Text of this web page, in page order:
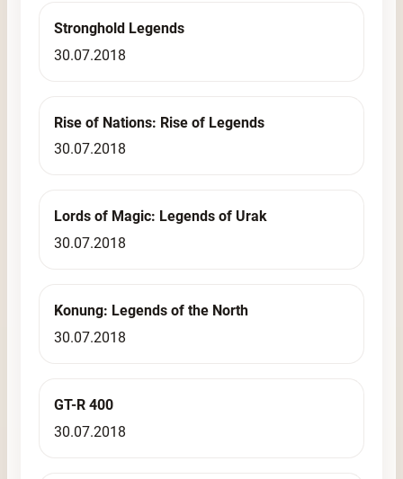
Stronghold Legends
30.07.2018
Rise of Nations: Rise of Legends
30.07.2018
Lords of Magic: Legends of Urak
30.07.2018
Konung: Legends of the North
30.07.2018
GT-R 400
30.07.2018